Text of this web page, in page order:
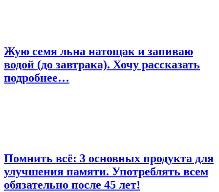
Жую семя льна натощак и запиваю
водой (до завтрака). Хочу рассказать
подробнее…
Помнить всё: 3 основных продукта для
улучшения памяти. Употреблять всем
обязательно после 45 лет!